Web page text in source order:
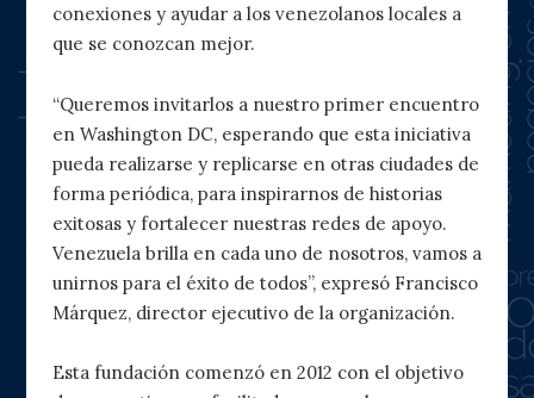
conexiones y ayudar a los venezolanos locales a
que se conozcan mejor.
“Queremos invitarlos a nuestro primer encuentro
en Washington DC, esperando que esta iniciativa
pueda realizarse y replicarse en otras ciudades de
forma periódica, para inspirarnos de historias
exitosas y fortalecer nuestras redes de apoyo.
Venezuela brilla en cada uno de nosotros, vamos a
unirnos para el éxito de todos”, expresó Francisco
Márquez, director ejecutivo de la organización.
Esta fundación comenzó en 2012 con el objetivo